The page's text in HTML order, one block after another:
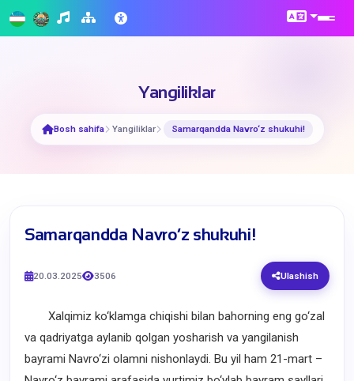
Yangiliklar
Bosh sahifa Yangiliklar ​Samarqandda Navro‘z shukuhi!
​Samarqandda Navro‘z shukuhi!
20.03.2025 3506 Ulashish
Xalqimiz ko‘klamga chiqishi bilan bahorning eng go‘zal
va qadriyatga aylanib qolgan yosharish va yangilanish
bayrami Navro‘zi olamni nishonlaydi. Bu yil ham 21-mart –